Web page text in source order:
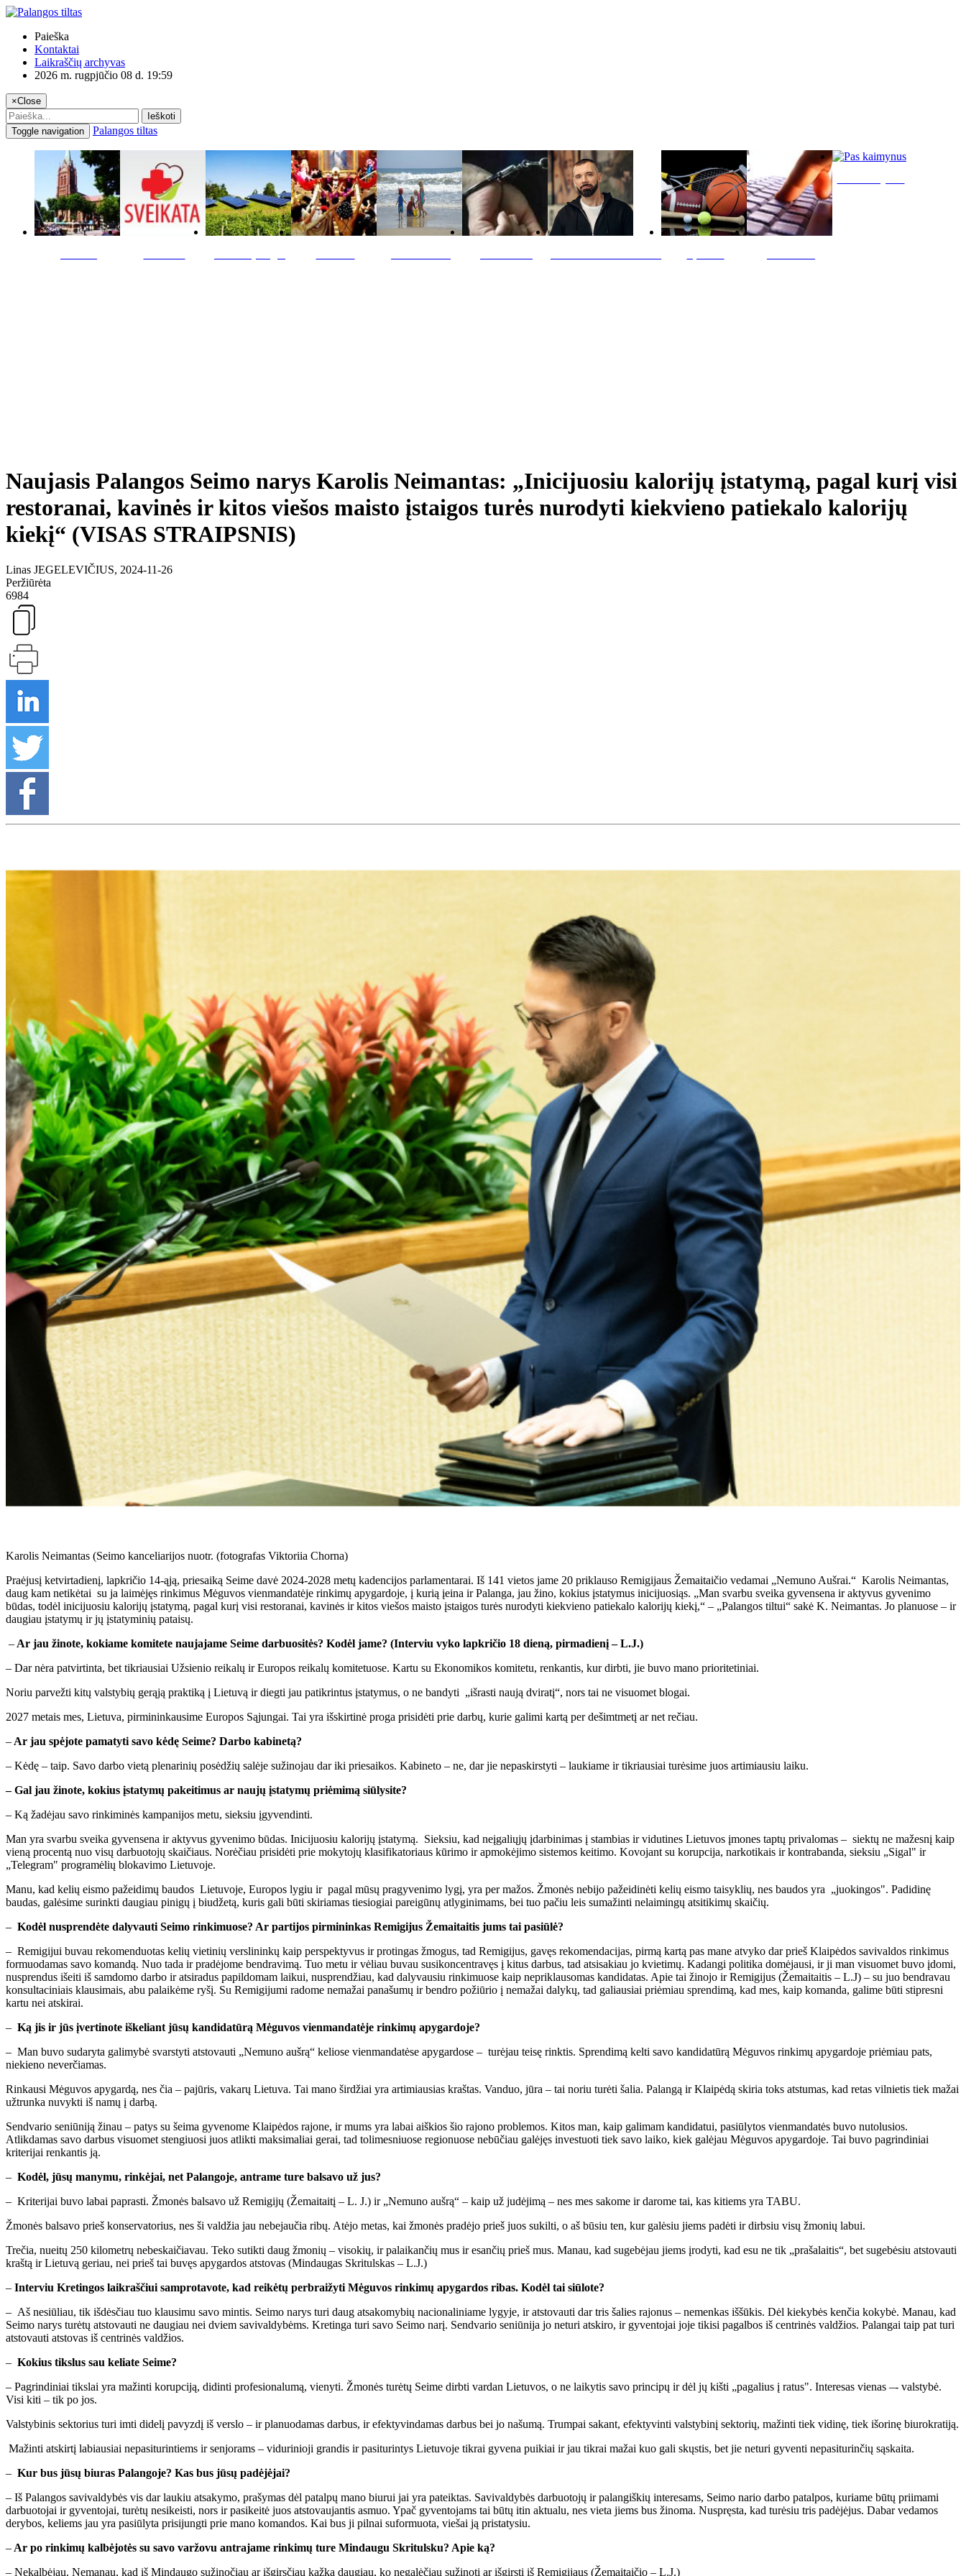
Paieška
Kontaktai
Laikraščių archyvas
2026 m. rugpjūčio 08 d. 19:59
×Close
Ieškoti
Toggle navigation
Palangos tiltas
Naujasis Palangos Seimo narys Karolis Neimantas: „Inicijuosiu kalorijų įstatymą, pagal kurį visi
restoranai, kavinės ir kitos viešos maisto įstaigos turės nurodyti kiekvieno patiekalo kalorijų
kiekį“ (VISAS STRAIPSNIS)
Linas JEGELEVIČIUS, 2024-11-26
Peržiūrėta
6984
Karolis Neimantas (Seimo kanceliarijos nuotr. (fotografas Viktoriia Chorna)
Praėjusį ketvirtadienį, lapkričio 14-ąją, priesaiką Seime davė 2024-2028 metų kadencijos parlamentarai. Iš 141 vietos jame 20 priklauso Remigijaus Žemaitaičio vedamai „Nemuno Aušrai.“ Karolis Neimantas,
daug kam netikėtai su ja laimėjęs rinkimus Mėguvos vienmandatėje rinkimų apygardoje, į kurią įeina ir Palanga, jau žino, kokius įstatymus inicijuosiąs. „Man svarbu sveika gyvensena ir aktyvus gyvenimo
būdas, todėl inicijuosiu kalorijų įstatymą, pagal kurį visi restoranai, kavinės ir kitos viešos maisto įstaigos turės nurodyti kiekvieno patiekalo kalorijų kiekį,“ – „Palangos tiltui“ sakė K. Neimantas. Jo planuose – ir
daugiau įstatymų ir jų įstatyminių pataisų.
– Ar jau žinote, kokiame komitete naujajame Seime darbuositės? Kodėl jame? (Interviu vyko lapkričio 18 dieną, pirmadienį – L.J.)
– Dar nėra patvirtinta, bet tikriausiai Užsienio reikalų ir Europos reikalų komitetuose. Kartu su Ekonomikos komitetu, renkantis, kur dirbti, jie buvo mano prioritetiniai.
Noriu parvežti kitų valstybių gerąją praktiką į Lietuvą ir diegti jau patikrintus įstatymus, o ne bandyti „išrasti naują dviratį“, nors tai ne visuomet blogai.
2027 metais mes, Lietuva, pirmininkausime Europos Sąjungai. Tai yra išskirtinė proga prisidėti prie darbų, kurie galimi kartą per dešimtmetį ar net rečiau.
– Ar jau spėjote pamatyti savo kėdę Seime? Darbo kabinetą?
– Kėdę – taip. Savo darbo vietą plenarinių posėdžių salėje sužinojau dar iki priesaikos. Kabineto – ne, dar jie nepaskirstyti – laukiame ir tikriausiai turėsime juos artimiausiu laiku.
– Gal jau žinote, kokius įstatymų pakeitimus ar naujų įstatymų priėmimą siūlysite?
– Ką žadėjau savo rinkiminės kampanijos metu, sieksiu įgyvendinti.
Man yra svarbu sveika gyvensena ir aktyvus gyvenimo būdas. Inicijuosiu kalorijų įstatymą. Sieksiu, kad neįgaliųjų įdarbinimas į stambias ir vidutines Lietuvos įmones taptų privalomas – siektų ne mažesnį kaip
vieną procentą nuo visų darbuotojų skaičiaus. Norėčiau prisidėti prie mokytojų klasifikatoriaus kūrimo ir apmokėjimo sistemos keitimo. Kovojant su korupcija, narkotikais ir kontrabanda, sieksiu „Sigal" ir
„Telegram" programėlių blokavimo Lietuvoje.
Manu, kad kelių eismo pažeidimų baudos Lietuvoje, Europos lygiu ir pagal mūsų pragyvenimo lygį, yra per mažos. Žmonės nebijo pažeidinėti kelių eismo taisyklių, nes baudos yra „juokingos". Padidinę
baudas, galėsime surinkti daugiau pinigų į biudžetą, kuris gali būti skiriamas tiesiogiai pareigūnų atlyginimams, bei tuo pačiu leis sumažinti nelaimingų atsitikimų skaičių.
– Kodėl nusprendėte dalyvauti Seimo rinkimuose? Ar partijos pirmininkas Remigijus Žemaitaitis jums tai pasiūlė?
– Remigijui buvau rekomenduotas kelių vietinių verslininkų kaip perspektyvus ir protingas žmogus, tad Remigijus, gavęs rekomendacijas, pirmą kartą pas mane atvyko dar prieš Klaipėdos savivaldos rinkimus
formuodamas savo komandą. Nuo tada ir pradėjome bendravimą. Tuo metu ir vėliau buvau susikoncentravęs į kitus darbus, tad atsisakiau jo kvietimų. Kadangi politika domėjausi, ir ji man visuomet buvo įdomi,
nusprendus išeiti iš samdomo darbo ir atsiradus papildomam laikui, nusprendžiau, kad dalyvausiu rinkimuose kaip nepriklausomas kandidatas. Apie tai žinojo ir Remigijus (Žemaitaitis – L.J) – su juo bendravau
konsultaciniais klausimais, abu palaikėme ryšį. Su Remigijumi radome nemažai panašumų ir bendro požiūrio į nemažai dalykų, tad galiausiai priėmiau sprendimą, kad mes, kaip komanda, galime būti stipresni
kartu nei atskirai.
– Ką jis ir jūs įvertinote iškeliant jūsų kandidatūrą Mėguvos vienmandatėje rinkimų apygardoje?
– Man buvo sudaryta galimybė svarstyti atstovauti „Nemuno aušrą“ keliose vienmandatėse apygardose – turėjau teisę rinktis. Sprendimą kelti savo kandidatūrą Mėguvos rinkimų apygardoje priėmiau pats,
niekieno neverčiamas.
Rinkausi Mėguvos apygardą, nes čia – pajūris, vakarų Lietuva. Tai mano širdžiai yra artimiausias kraštas. Vanduo, jūra – tai noriu turėti šalia. Palangą ir Klaipėdą skiria toks atstumas, kad retas vilnietis tiek mažai
užtrunka nuvykti iš namų į darbą.
Sendvario seniūniją žinau – patys su šeima gyvenome Klaipėdos rajone, ir mums yra labai aiškios šio rajono problemos. Kitos man, kaip galimam kandidatui, pasiūlytos vienmandatės buvo nutolusios.
Atlikdamas savo darbus visuomet stengiuosi juos atlikti maksimaliai gerai, tad tolimesniuose regionuose nebūčiau galėjęs investuoti tiek savo laiko, kiek galėjau Mėguvos apygardoje. Tai buvo pagrindiniai
kriterijai renkantis ją.
– Kodėl, jūsų manymu, rinkėjai, net Palangoje, antrame ture balsavo už jus?
– Kriterijai buvo labai paprasti. Žmonės balsavo už Remigijų (Žemaitaitį – L. J.) ir „Nemuno aušrą“ – kaip už judėjimą – nes mes sakome ir darome tai, kas kitiems yra TABU.
Žmonės balsavo prieš konservatorius, nes ši valdžia jau nebejaučia ribų. Atėjo metas, kai žmonės pradėjo prieš juos sukilti, o aš būsiu ten, kur galėsiu jiems padėti ir dirbsiu visų žmonių labui.
Trečia, nueitų 250 kilometrų nebeskaičiavau. Teko sutikti daug žmonių – visokių, ir palaikančių mus ir esančių prieš mus. Manau, kad sugebėjau jiems įrodyti, kad esu ne tik „prašalaitis“, bet sugebėsiu atstovauti
kraštą ir Lietuvą geriau, nei prieš tai buvęs apygardos atstovas (Mindaugas Skritulskas – L.J.)
– Interviu Kretingos laikraščiui samprotavote, kad reikėtų perbraižyti Mėguvos rinkimų apygardos ribas. Kodėl tai siūlote?
– Aš nesiūliau, tik išdėsčiau tuo klausimu savo mintis. Seimo narys turi daug atsakomybių nacionaliniame lygyje, ir atstovauti dar tris šalies rajonus – nemenkas iššūkis. Dėl kiekybės kenčia kokybė. Manau, kad
Seimo narys turėtų atstovauti ne daugiau nei dviem savivaldybėms. Kretinga turi savo Seimo narį. Sendvario seniūnija jo neturi atskiro, ir gyventojai joje tikisi pagalbos iš centrinės valdžios. Palangai taip pat turi
atstovauti atstovas iš centrinės valdžios.
– Kokius tikslus sau keliate Seime?
– Pagrindiniai tikslai yra mažinti korupciją, didinti profesionalumą, vienyti. Žmonės turėtų Seime dirbti vardan Lietuvos, o ne laikytis savo principų ir dėl jų kišti „pagalius į ratus". Interesas vienas –- valstybė.
Visi kiti – tik po jos.
Valstybinis sektorius turi imti didelį pavyzdį iš verslo – ir planuodamas darbus, ir efektyvindamas darbus bei jo našumą. Trumpai sakant, efektyvinti valstybinį sektorių, mažinti tiek vidinę, tiek išorinę biurokratiją.
Mažinti atskirtį labiausiai nepasiturintiems ir senjorams – vidurinioji grandis ir pasiturintys Lietuvoje tikrai gyvena puikiai ir jau tikrai mažai kuo gali skųstis, bet jie neturi gyventi nepasiturinčių sąskaita.
– Kur bus jūsų biuras Palangoje? Kas bus jūsų padėjėjai?
– Iš Palangos savivaldybės vis dar laukiu atsakymo, prašymas dėl patalpų mano biurui jai yra pateiktas. Savivaldybės darbuotojų ir palangiškių interesams, Seimo nario darbo patalpos, kuriame būtų priimami
darbuotojai ir gyventojai, turėtų nesikeisti, nors ir pasikeitė juos atstovaujantis asmuo. Ypač gyventojams tai būtų itin aktualu, nes vieta jiems bus žinoma. Nuspręsta, kad turėsiu tris padėjėjus. Dabar vedamos
derybos, keliems jau yra pasiūlyta prisijungti prie mano komandos. Kai bus ji pilnai suformuota, viešai ją pristatysiu.
– Ar po rinkimų kalbėjotės su savo varžovu antrajame rinkimų ture Mindaugu Skritulsku? Apie ką?
– Nekalbėjau. Nemanau, kad iš Mindaugo sužinočiau ar išgirsčiau kažką daugiau, ko negalėčiau sužinoti ar išgirsti iš Remigijaus (Žemaitaičio – L.J.)